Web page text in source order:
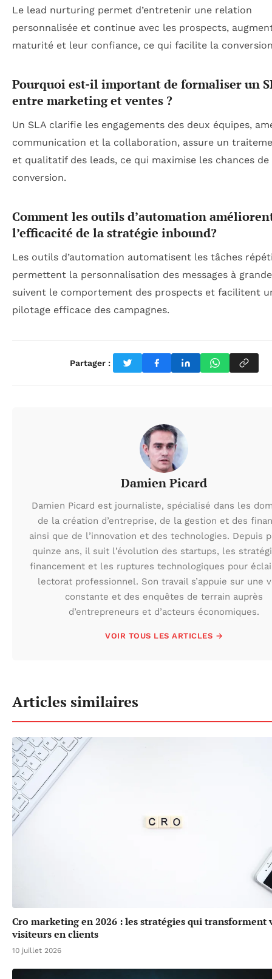
Le lead nurturing permet d’entretenir une relation
personnalisée et continue avec les prospects,
maturité et leur confiance, ce qui facilite la
Pourquoi est-il important de formaliser un
entre marketing et ventes ?
Un SLA clarifie les engagements des deux équipes,
communication et la collaboration, assure un
et qualitatif des leads, ce qui maximise les chances de
conversion.
Comment les outils d’automation
l’efficacité de la stratégie inbound?
Les outils d’automation automatisent les tâches
permettent la personnalisation des messages à
suivent le comportement des prospects et facilitent
pilotage efficace des campagnes.
Partager :
Damien Picard
Damien Picard est journaliste, spécialisé dans les
de la création d’entreprise, de la gestion et des
ainsi que de l’innovation et des technologies. Depuis
quinze ans, il suit l’évolution des startups, les
financement et les ruptures technologiques pour
lectorat professionnel. Son travail s’appuie sur une
constante et des enquêtes de terrain auprès
d’entrepreneurs et d’acteurs économiques.
VOIR TOUS LES ARTICLES →
Articles similaires
Cro marketing en 2026 : les stratégies qui transforment
visiteurs en clients
10 juillet 2026